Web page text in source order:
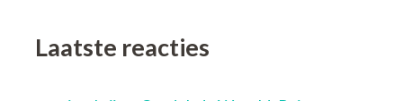
Laatste reacties